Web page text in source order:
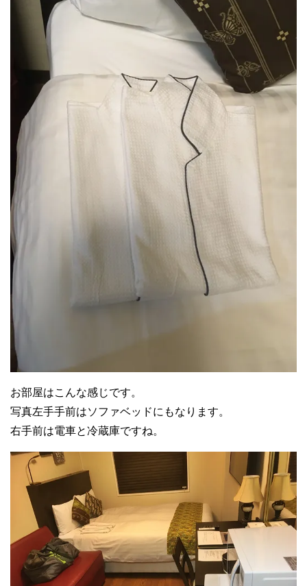
お部屋はこんな感じです。
写真左手手前はソファベッドにもなります。
右手前は電車と冷蔵庫ですね。